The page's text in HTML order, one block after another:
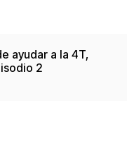
ayudar a la 4T,
2